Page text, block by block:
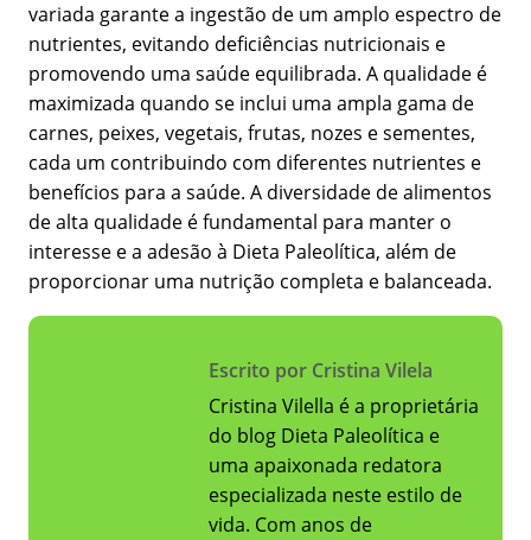
variada garante a ingestão de um amplo espectro de
nutrientes, evitando deficiências nutricionais e
promovendo uma saúde equilibrada. A qualidade é
maximizada quando se inclui uma ampla gama de
carnes, peixes, vegetais, frutas, nozes e sementes,
cada um contribuindo com diferentes nutrientes e
benefícios para a saúde. A diversidade de alimentos
de alta qualidade é fundamental para manter o
interesse e a adesão à Dieta Paleolítica, além de
proporcionar uma nutrição completa e balanceada.
Escrito por Cristina Vilela
Cristina Vilella é a proprietária
do blog Dieta Paleolítica e
uma apaixonada redatora
especializada neste estilo de
vida. Com anos de